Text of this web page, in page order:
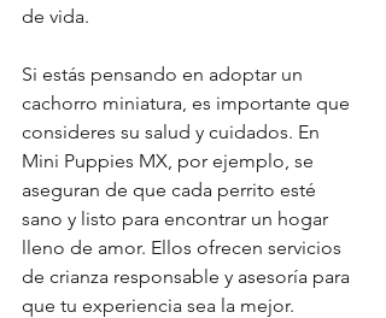
de vida.
Si estás pensando en adoptar un
cachorro miniatura, es importante que
consideres su salud y cuidados. En
Mini Puppies MX, por ejemplo, se
aseguran de que cada perrito esté
sano y listo para encontrar un hogar
lleno de amor. Ellos ofrecen servicios
de crianza responsable y asesoría para
que tu experiencia sea la mejor.